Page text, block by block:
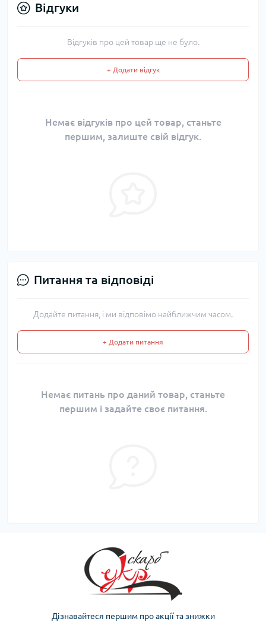
Відгуки
Відгуків про цей товар ще не було.
+ Додати відгук
Немає відгуків про цей товар, станьте
першим, залиште свій відгук.
Питання та відповіді
Додайте питання, і ми відповімо найближчим часом.
+ Додати питання
Немає питань про даний товар, станьте
першим і задайте своє питання.
Дізнавайтеся першим про акції та знижки